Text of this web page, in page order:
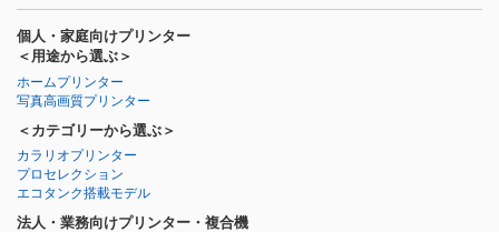
個人・家庭向けプリンター
＜用途から選ぶ＞
ホームプリンター
写真高画質プリンター
＜カテゴリーから選ぶ＞
カラリオプリンター
プロセレクション
エコタンク搭載モデル
法人・業務向けプリンター・複合機